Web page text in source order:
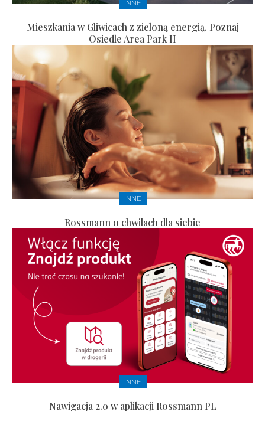
INNE
Mieszkania w Gliwicach z zieloną energią. Poznaj
Osiedle Area Park II
INNE
Rossmann o chwilach dla siebie
INNE
Nawigacja 2.0 w aplikacji Rossmann PL